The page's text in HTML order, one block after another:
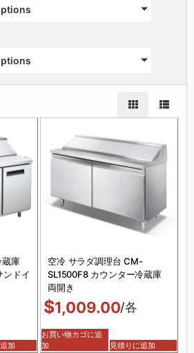
庫
ドイ
加
空冷 サラダ調理台 CM-
SL1500F8 カウンター冷蔵庫
両開き
$1,009.00/各
お買い物カゴに追
加
見積りに追加